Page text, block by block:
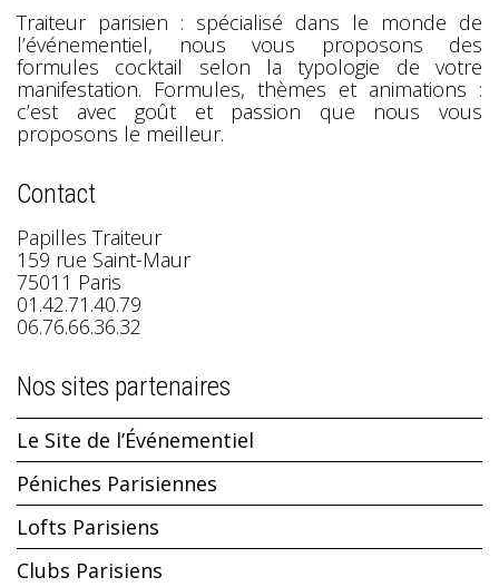
Traiteur parisien : spécialisé dans le monde de
l’événementiel, nous vous proposons des
formules cocktail selon la typologie de votre
manifestation. Formules, thèmes et animations :
c’est avec goût et passion que nous vous
proposons le meilleur.
Contact
Papilles Traiteur
159 rue Saint-Maur
75011 Paris
01.42.71.40.79
06.76.66.36.32
Nos sites partenaires
Le Site de l’Événementiel
Péniches Parisiennes
Lofts Parisiens
Clubs Parisiens